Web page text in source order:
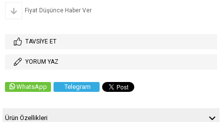
Fiyat Düşünce Haber Ver
TAVSIYE ET
YORUM YAZ
WhatsApp Telegram
Ürün Özellikleri